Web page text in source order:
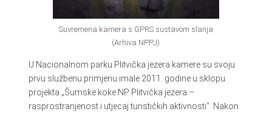
Suvremena kamera s GPRS sustavom slanja
(Arhiva NPPJ)
U Nacionalnom parku Plitvička jezera kamere su svoju
prvu službenu primjenu imale 2011. godine u sklopu
projekta „Šumske koke NP Plitvička jezera –
rasprostranjenost i utjecaj turističkih aktivnosti“. Nakon